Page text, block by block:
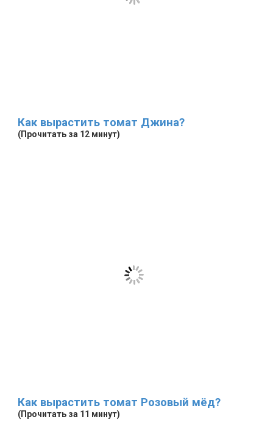
Как вырастить томат Джина?
(Прочитать за 12 минут)
Как вырастить томат Розовый мёд?
(Прочитать за 11 минут)